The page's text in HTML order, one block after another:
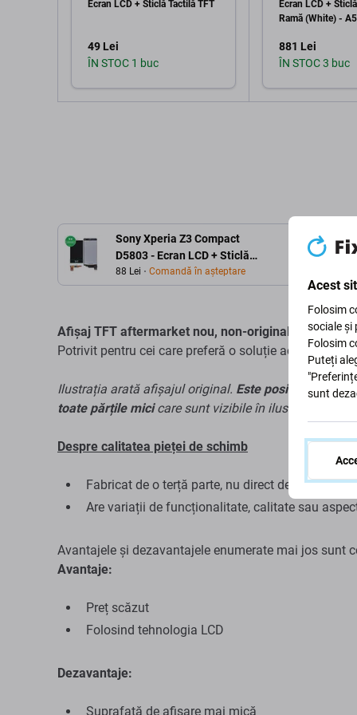
Ecran LCD + Sticlă Tactilă TFT
49 Lei
ÎN STOC 1 buc
Ecran LCD +
Ramă (White) -
881 Lei
ÎN STOC 3 buc
Sony Xperia Z3 Compact
D5803 - Ecran LCD + Sticlă
Tactilă (White) TFT
88 Lei Comandă în așteptare
Afișaj TFT aftermarket nou, non-original, cu sticlă
Potrivit pentru cei care preferă o soluție accesibilă
Ilustrația arată afișajul original. Este posibil ca
toate părțile micicare sunt vizibile în ilustrație.
Despre calitatea pieței de schimb
Fabricat de o terță parte, nu direct de
Are variații de funcționalitate, calitate sau
Avantajele și dezavantajele enumerate mai jos sunt
Avantaje:
Preț scăzut
Folosind tehnologia LCD
Dezavantaje:
Suprafață de afișare mai mică
Acest
Folosim
sociale și
Folosim
Puteți
sunt